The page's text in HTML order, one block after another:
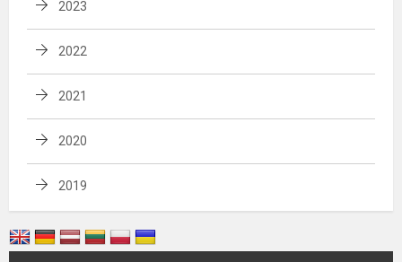
2023
2022
2021
2020
2019